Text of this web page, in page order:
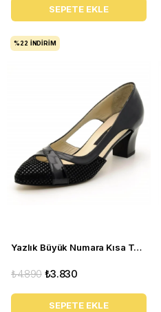
SEPETE EKLE
Yazlık Büyük Numara Kısa Topuklu Kadın Stiletto 5389 siyah
₺3.830
₺4.890
SEPETE EKLE
%22 İNDIRIM